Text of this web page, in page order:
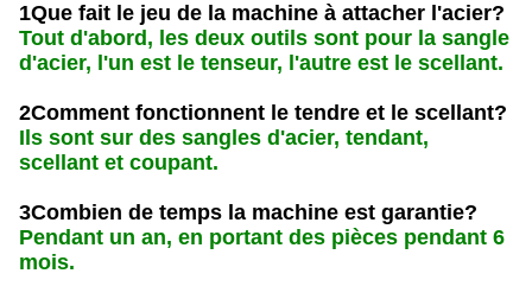
1Que fait le jeu de la machine à attacher l'acier?
Tout d'abord, les deux outils sont pour la sangle
d'acier, l'un est le tenseur, l'autre est le scellant.
2Comment fonctionnent le tendre et le scellant?
Ils sont sur des sangles d'acier, tendant,
scellant et coupant.
3Combien de temps la machine est garantie?
Pendant un an, en portant des pièces pendant 6
mois.